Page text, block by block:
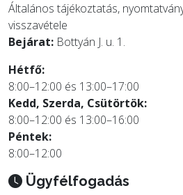
Általános tájékoztatás,
visszavétele
Bejárat: Bottyán J. u. 1.
Hétfő:
8:00–12:00 és 13:00–17:00
Kedd, Szerda, Csütörtök:
8:00–12:00 és 13:00–16:00
Péntek:
8:00–12:00
Ügyfélfogadás